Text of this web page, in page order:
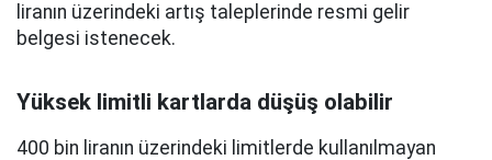
liranın üzerindeki artış taleplerinde resmi gelir
belgesi istenecek.
Yüksek limitli kartlarda düşüş olabilir
400 bin liranın üzerindeki limitlerde kullanılmayan